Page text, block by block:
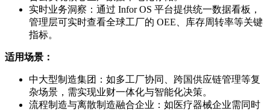
实时业务洞察：通过 Infor OS 平台提供统一数据看板，
管理层可实时查看全球工厂的 OEE、库存周转率等关键
指标。
适用场景：
中大型制造集团：如多工厂协同、跨国供应链管理等复
杂场景，需实现业财一体化与智能化决策。
流程制造与离散制造融合企业：如医疗器械企业需同时